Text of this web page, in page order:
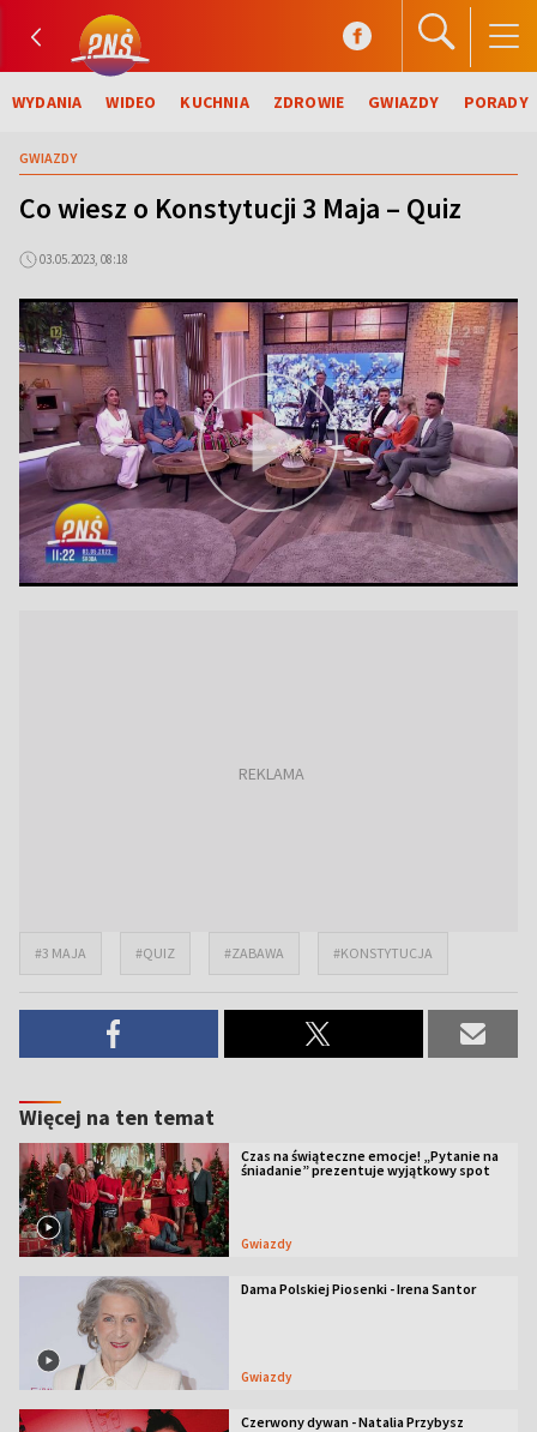
WYDANIA WIDEO KUCHNIA ZDROWIE GWIAZDY PORADY
GWIAZDY
Co wiesz o Konstytucji 3 Maja – Quiz
03.05.2023, 08:18
#3 MAJA #QUIZ #ZABAWA #KONSTYTUCJA
Więcej na ten temat
Czas na świąteczne emocje! „Pytanie na
śniadanie” prezentuje wyjątkowy spot
Gwiazdy
Dama Polskiej Piosenki - Irena Santor
Gwiazdy
Czerwony dywan - Natalia Przybysz